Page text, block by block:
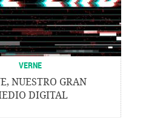
VERNE
NUESTRO GRAN
DIGITAL